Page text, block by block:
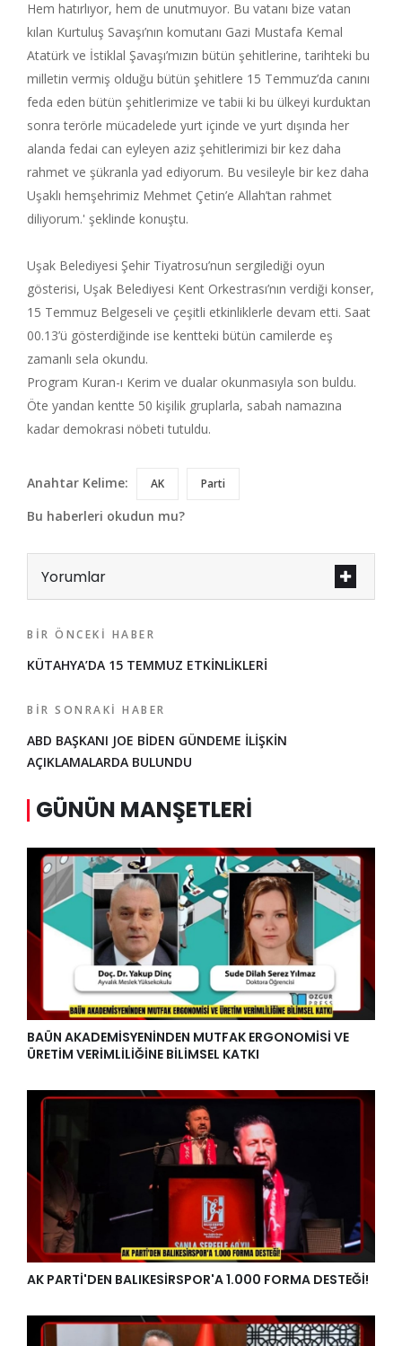
Hem hatırlıyor, hem de unutmuyor. Bu vatanı bize vatan
kılan Kurtuluş Savaşı’nın komutanı Gazi Mustafa Kemal
Atatürk ve İstiklal Şavaşı’mızın bütün şehitlerine, tarihteki bu
milletin vermiş olduğu bütün şehitlere 15 Temmuz’da canını
feda eden bütün şehitlerimize ve tabii ki bu ülkeyi kurduktan
sonra terörle mücadelede yurt içinde ve yurt dışında her
alanda fedai can eyleyen aziz şehitlerimizi bir kez daha
rahmet ve şükranla yad ediyorum. Bu vesileyle bir kez daha
Uşaklı hemşehrimiz Mehmet Çetin’e Allah’tan rahmet
diliyorum.' şeklinde konuştu.
Uşak Belediyesi Şehir Tiyatrosu’nun sergilediği oyun
gösterisi, Uşak Belediyesi Kent Orkestrası’nın verdiği konser,
15 Temmuz Belgeseli ve çeşitli etkinliklerle devam etti. Saat
00.13’ü gösterdiğinde ise kentteki bütün camilerde eş
zamanlı sela okundu.
Program Kuran-ı Kerim ve dualar okunmasıyla son buldu.
Öte yandan kentte 50 kişilik gruplarla, sabah namazına
kadar demokrasi nöbeti tutuldu.
Anahtar Kelime: AK Parti
Bu haberleri okudun mu?
Yorumlar
BIR ÖNCEKI HABER
KÜTAHYA’DA 15 TEMMUZ ETKİNLİKLERİ
BIR SONRAKI HABER
ABD BAŞKANI JOE BİDEN GÜNDEME İLİŞKİN
AÇIKLAMALARDA BULUNDU
GÜNÜN MANŞETLERI
BAÜN AKADEMİSYENİNDEN MUTFAK ERGONOMİSİ VE
ÜRETİM VERİMLİLİĞİNE BİLİMSEL KATKI
AK PARTİ'DEN BALIKESİRSPOR'A 1.000 FORMA DESTEĞİ!